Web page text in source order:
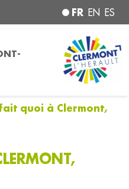
FR EN ES
quoi à Clermont,